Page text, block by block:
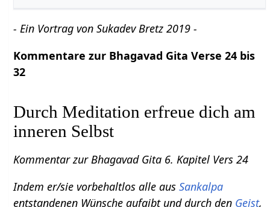
- Ein Vortrag von Sukadev Bretz 2019 -
Kommentare zur Bhagavad Gita Verse 24 bis
32
Durch Meditation erfreue dich am
inneren Selbst
Kommentar zur Bhagavad Gita 6. Kapitel Vers 24
Indem er/sie vorbehaltlos alle ausSankalpa
entstandenen Wünsche aufgibt und durch den Geist,